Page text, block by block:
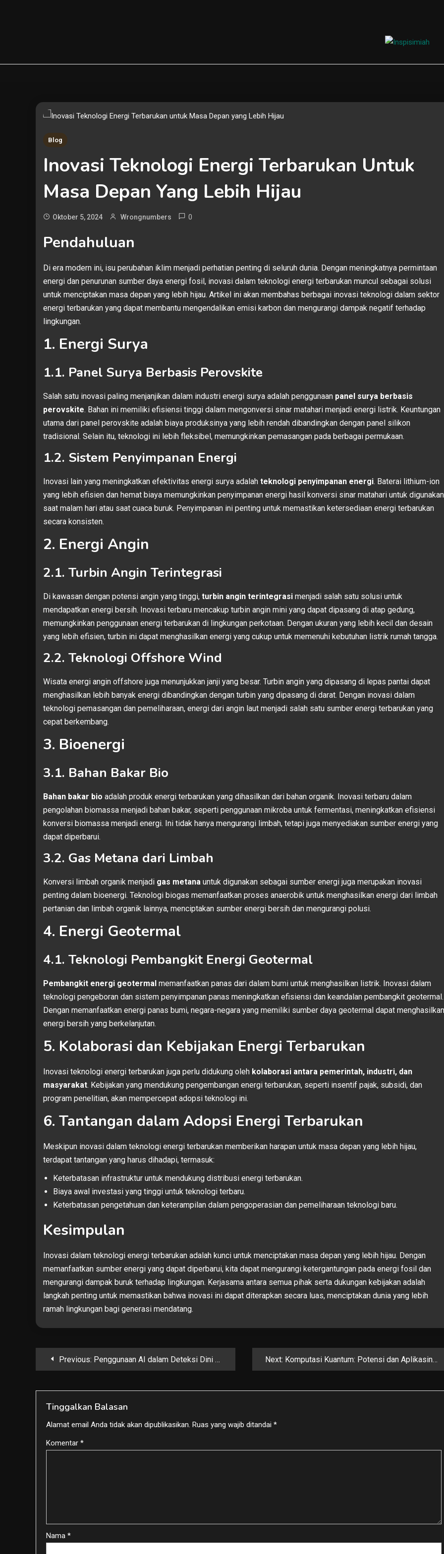
Travalal
Blog
Inovasi Teknologi Energi Terbarukan Untuk
Masa Depan Yang Lebih Hijau
Oktober 5, 2024 Wrongnumbers 0
Pendahuluan
Di era modern ini, isu perubahan iklim menjadi perhatian penting di seluruh dunia. Dengan meningkatnya permintaan
energi dan penurunan sumber daya energi fosil, inovasi dalam teknologi energi terbarukan muncul sebagai solusi
untuk menciptakan masa depan yang lebih hijau. Artikel ini akan membahas berbagai inovasi teknologi dalam sektor
energi terbarukan yang dapat membantu mengendalikan emisi karbon dan mengurangi dampak negatif terhadap
lingkungan.
1. Energi Surya
1.1. Panel Surya Berbasis Perovskite
Salah satu inovasi paling menjanjikan dalam industri energi surya adalah penggunaan panel surya berbasis
perovskite. Bahan ini memiliki efisiensi tinggi dalam mengonversi sinar matahari menjadi energi listrik. Keuntungan
utama dari panel perovskite adalah biaya produksinya yang lebih rendah dibandingkan dengan panel silikon
tradisional. Selain itu, teknologi ini lebih fleksibel, memungkinkan pemasangan pada berbagai permukaan.
1.2. Sistem Penyimpanan Energi
Inovasi lain yang meningkatkan efektivitas energi surya adalah teknologi penyimpanan energi. Baterai lithium-ion
yang lebih efisien dan hemat biaya memungkinkan penyimpanan energi hasil konversi sinar matahari untuk digunakan
saat malam hari atau saat cuaca buruk. Penyimpanan ini penting untuk memastikan ketersediaan energi terbarukan
secara konsisten.
2. Energi Angin
2.1. Turbin Angin Terintegrasi
Di kawasan dengan potensi angin yang tinggi, turbin angin terintegrasi menjadi salah satu solusi untuk
mendapatkan energi bersih. Inovasi terbaru mencakup turbin angin mini yang dapat dipasang di atap gedung,
memungkinkan penggunaan energi terbarukan di lingkungan perkotaan. Dengan ukuran yang lebih kecil dan desain
yang lebih efisien, turbin ini dapat menghasilkan energi yang cukup untuk memenuhi kebutuhan listrik rumah tangga.
2.2. Teknologi Offshore Wind
Wisata energi angin offshore juga menunjukkan janji yang besar. Turbin angin yang dipasang di lepas pantai dapat
menghasilkan lebih banyak energi dibandingkan dengan turbin yang dipasang di darat. Dengan inovasi dalam
teknologi pemasangan dan pemeliharaan, energi dari angin laut menjadi salah satu sumber energi terbarukan yang
cepat berkembang.
3. Bioenergi
3.1. Bahan Bakar Bio
Bahan bakar bio adalah produk energi terbarukan yang dihasilkan dari bahan organik. Inovasi terbaru dalam
pengolahan biomassa menjadi bahan bakar, seperti penggunaan mikroba untuk fermentasi, meningkatkan efisiensi
konversi biomassa menjadi energi. Ini tidak hanya mengurangi limbah, tetapi juga menyediakan sumber energi yang
dapat diperbarui.
3.2. Gas Metana dari Limbah
Konversi limbah organik menjadi gas metana untuk digunakan sebagai sumber energi juga merupakan inovasi
penting dalam bioenergi. Teknologi biogas memanfaatkan proses anaerobik untuk menghasilkan energi dari limbah
pertanian dan limbah organik lainnya, menciptakan sumber energi bersih dan mengurangi polusi.
4. Energi Geotermal
4.1. Teknologi Pembangkit Energi Geotermal
Pembangkit energi geotermal memanfaatkan panas dari dalam bumi untuk menghasilkan listrik. Inovasi dalam
teknologi pengeboran dan sistem penyimpanan panas meningkatkan efisiensi dan keandalan pembangkit geotermal.
Dengan memanfaatkan energi panas bumi, negara-negara yang memiliki sumber daya geotermal dapat menghasilkan
energi bersih yang berkelanjutan.
5. Kolaborasi dan Kebijakan Energi Terbarukan
Inovasi teknologi energi terbarukan juga perlu didukung oleh kolaborasi antara pemerintah, industri, dan
masyarakat. Kebijakan yang mendukung pengembangan energi terbarukan, seperti insentif pajak, subsidi, dan
program penelitian, akan mempercepat adopsi teknologi ini.
6. Tantangan dalam Adopsi Energi Terbarukan
Meskipun inovasi dalam teknologi energi terbarukan memberikan harapan untuk masa depan yang lebih hijau,
terdapat tantangan yang harus dihadapi, termasuk:
Keterbatasan infrastruktur untuk mendukung distribusi energi terbarukan.
Biaya awal investasi yang tinggi untuk teknologi terbaru.
Keterbatasan pengetahuan dan keterampilan dalam pengoperasian dan pemeliharaan teknologi baru.
Kesimpulan
Inovasi dalam teknologi energi terbarukan adalah kunci untuk menciptakan masa depan yang lebih hijau. Dengan
memanfaatkan sumber energi yang dapat diperbarui, kita dapat mengurangi ketergantungan pada energi fosil dan
mengurangi dampak buruk terhadap lingkungan. Kerjasama antara semua pihak serta dukungan kebijakan adalah
langkah penting untuk memastikan bahwa inovasi ini dapat diterapkan secara luas, menciptakan dunia yang lebih
ramah lingkungan bagi generasi mendatang.
Navigasi
Previous: Penggunaan AI dalam Deteksi Dini Penyakit di Bidang Kesehatan Next: Komputasi Kuantum: Potensi dan Aplikasinya di Masa Depan
Tinggalkan Balasan
Alamat email Anda tidak akan dipublikasikan. Ruas yang wajib ditandai *
Komentar *
Nama *